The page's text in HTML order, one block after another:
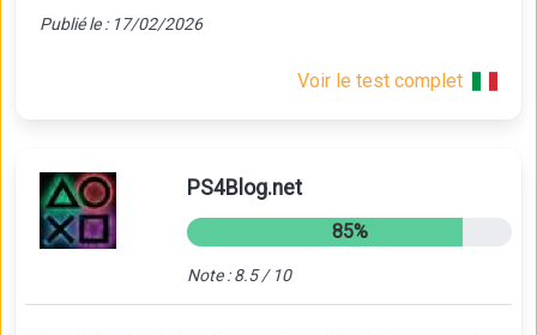
Publié le : 17/02/2026
Voir le test complet
PS4Blog.net
85%
Note : 8.5 / 10